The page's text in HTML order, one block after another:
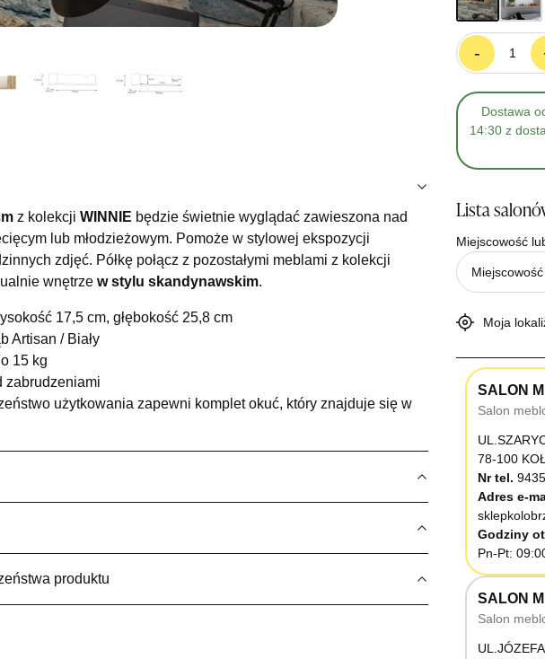
z kolekcji WINNIE będzie świetnie wyglądać zawieszona nad
lub młodzieżowym. Pomoże w stylowej ekspozycji
zdjęć. Półkę połącz z pozostałymi meblami z kolekcji
wnętrze w stylu skandynawskim.
17,5 cm, głębokość 25,8 cm
Artisan / Biały
15 kg
zabrudzeniami
użytkowania zapewni komplet okuć, który znajduje się w
produktu
-
Dostawa
14:30 z
Lista
Miejscowość
Moja
SALON
Salon
78-100
Nr tel.
Adres e-
Godziny
Pn-Pt:
SALON
Salon